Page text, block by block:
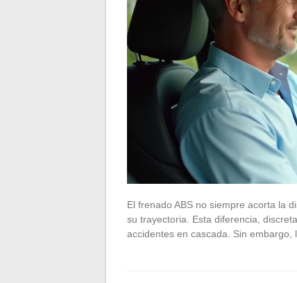
El frenado ABS no siempre acorta la
su trayectoria. Esta diferencia,
accidentes en cascada. Sin embargo,